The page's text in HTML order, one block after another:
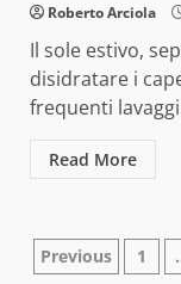
Roberto Arciola
Il sole estivo,
disidratare i
frequenti
Read More
Previous 1